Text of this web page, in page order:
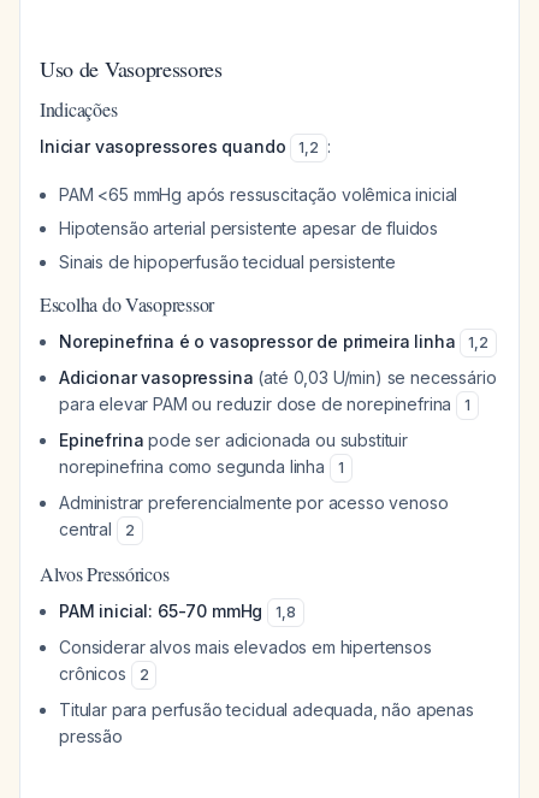
Uso de Vasopressores
Indicações
Iniciar vasopressores quando 1,2 :
PAM <65 mmHg após ressuscitação volêmica inicial
Hipotensão arterial persistente apesar de fluidos
Sinais de hipoperfusão tecidual persistente
Escolha do Vasopressor
Norepinefrina é o vasopressor de primeira linha 1,2
Adicionar vasopressina (até 0,03 U/min) se necessário
para elevar PAM ou reduzir dose de norepinefrina
1
Epinefrina pode ser adicionada ou substituir
norepinefrina como segunda linha
1
Administrar preferencialmente por acesso venoso
central
2
Alvos Pressóricos
PAM inicial: 65-70 mmHg 1,8
Considerar alvos mais elevados em hipertensos
crônicos
2
Titular para perfusão tecidual adequada, não apenas
pressão